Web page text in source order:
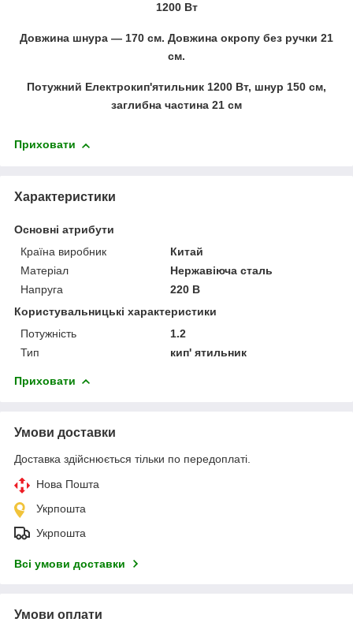
1200 Вт
Довжина шнура — 170 см. Довжина окропу без ручки 21
см.
Потужний Електрокип'ятильник 1200 Вт, шнур 150 см,
заглибна частина 21 см
Приховати
Характеристики
Основні атрибути
Країна виробник
Китай
Матеріал
Нержавіюча сталь
Напруга
220 В
Користувальницькі характеристики
Потужність
1.2
Тип
кип' ятильник
Приховати
Умови доставки
Доставка здійснюється тільки по передоплаті.
Нова Пошта
Укрпошта
Укрпошта
Всі умови доставки
Умови оплати